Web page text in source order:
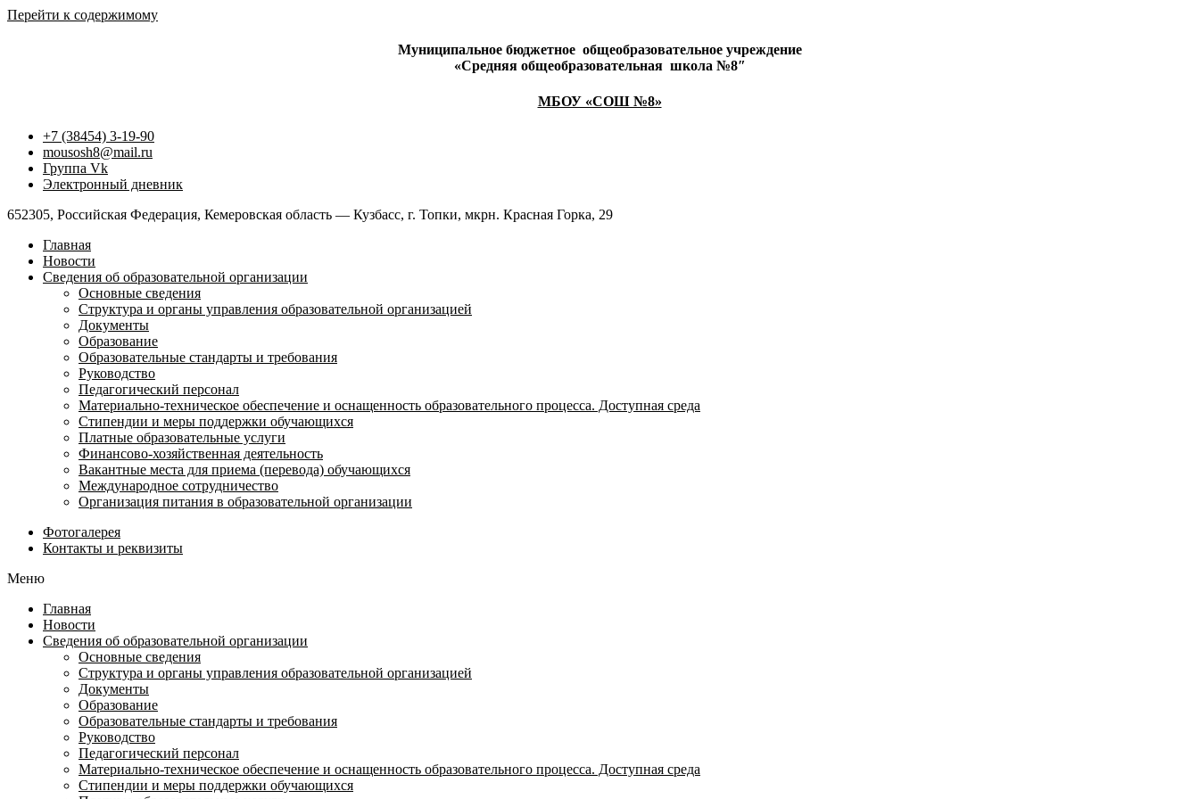
Перейти к содержимому
Муниципальное бюджетное общеобразовательное учреждение
«Средняя общеобразовательная школа №8″
МБОУ «СОШ №8»
+7 (38454) 3-19-90
mousosh8@mail.ru
Группа Vk
Электронный дневник
652305, Российская Федерация, Кемеровская область — Кузбасс, г. Топки, мкрн. Красная Горка, 29
Главная
Новости
Сведения об образовательной организации
Основные сведения
Структура и органы управления образовательной организацией
Документы
Образование
Образовательные стандарты и требования
Руководство
Педагогический персонал
Материально-техническое обеспечение и оснащенность образовательного процесса. Доступная среда
Стипендии и меры поддержки обучающихся
Платные образовательные услуги
Финансово-хозяйственная деятельность
Вакантные места для приема (перевода) обучающихся
Международное сотрудничество
Организация питания в образовательной организации
Фотогалерея
Контакты и реквизиты
Меню
Главная
Новости
Сведения об образовательной организации
Основные сведения
Структура и органы управления образовательной организацией
Документы
Образование
Образовательные стандарты и требования
Руководство
Педагогический персонал
Материально-техническое обеспечение и оснащенность образовательного процесса. Доступная среда
Стипендии и меры поддержки обучающихся